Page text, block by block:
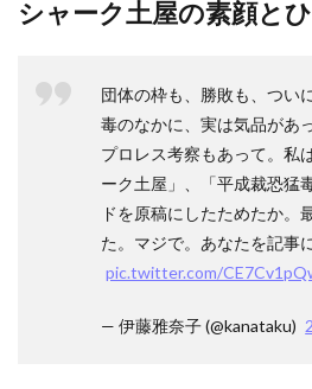
シャーク土屋の素顔と
団体の枠も、勝敗も、つい
毒のなかに、実は気品があ
プロレス考察もあって。私
ーク土屋」、「平成裁恐猛
ドを原稿にしたためたか。
た。マジで。あなたを記事
pic.twitter.com/
— 伊藤雅奈子 (@kanataku)